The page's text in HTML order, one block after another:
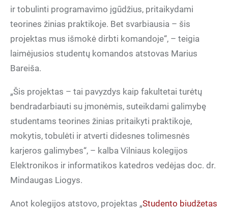
ir tobulinti programavimo įgūdžius, pritaikydami
teorines žinias praktikoje. Bet svarbiausia – šis
projektas mus išmokė dirbti komandoje“, – teigia
laimėjusios studentų komandos atstovas Marius
Bareiša.
bendradarbiauti su įmonėmis, suteikdami galimybę
studentams teorines žinias pritaikyti praktikoje,
mokytis, tobulėti ir atverti didesnes tolimesnės
karjeros galimybes“, – kalba Vilniaus kolegijos
Elektronikos ir informatikos katedros vedėjas doc. dr.
Mindaugas Liogys.
‏Anot kolegijos atstovo, projektas „Studento biudžetas